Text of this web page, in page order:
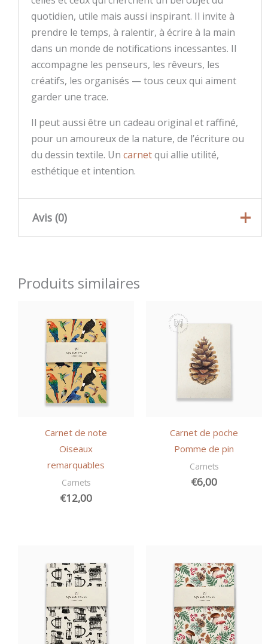
quotidien, utile mais aussi inspirant. Il invite à
prendre le temps, à ralentir, à écrire à la main
dans un monde de notifications incessantes. Il
accompagne les penseurs, les rêveurs, les
créatifs, les organisés — tous ceux qui aiment
garder une trace.
Il peut aussi être un cadeau original et raffiné,
pour un amoureux de la nature, de l’écriture ou
du dessin textile. Un carnetqui allie utilité,
esthétique et intention.
Avis (0)
Seuls les clients connectés ayant acheté ce
Produits similaires
Carnet de note
Oiseaux
remarquables
Carnets
€12,00
Carnet de poche
Pomme de pin
Carnets
€6,00